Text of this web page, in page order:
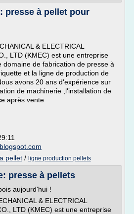
presse à pellet pour
& ELECTRICAL
LTD (KMEC) est une entreprise
domaine de fabrication de presse à
et la ligne de production de
avons 20 ans d'expérience sur
de machinerie ,l'installation de
après vente
pellet / ligne production pellets
presse à pellets
aujourd'hui !
& ELECTRICAL
LTD (KMEC) est une entreprise